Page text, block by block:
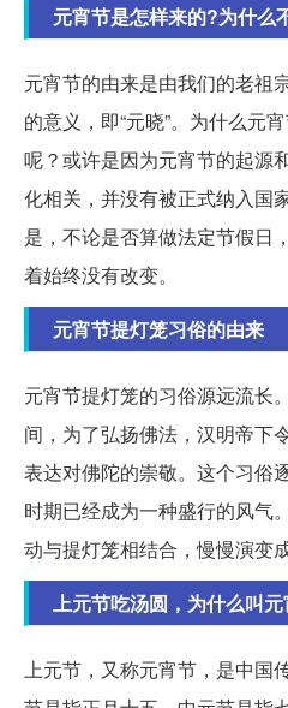
元宵节是怎样来的?为什么
元宵节的由来是由我们的老祖
的意义，即“元晓”。为什么元
呢？或许是因为元宵节的起源
化相关，并没有被正式纳入国
是，不论是否算做法定节假日
着始终没有改变。
元宵节提灯笼习俗的由来
元宵节提灯笼的习俗源远流长
间，为了弘扬佛法，汉明帝下
表达对佛陀的崇敬。这个习俗
时期已经成为一种盛行的风气
动与提灯笼相结合，慢慢演变
上元节吃汤圆，为什么叫
上元节，又称元宵节，是中国